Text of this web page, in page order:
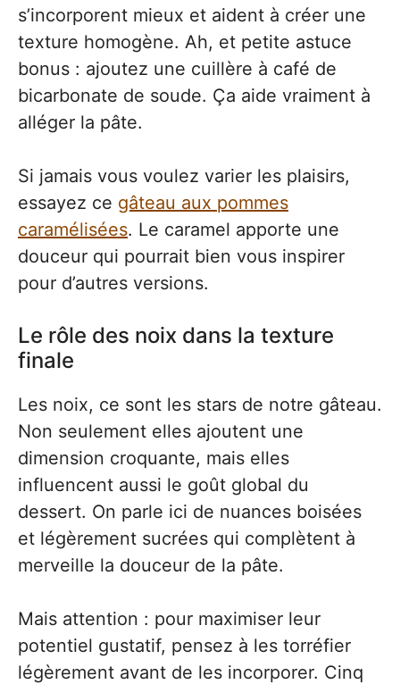
s’incorporent mieux et aident à créer une
texture homogène. Ah, et petite astuce
bonus : ajoutez une cuillère à café de
bicarbonate de soude. Ça aide vraiment à
alléger la pâte.
Si jamais vous voulez varier les plaisirs,
essayez ce gâteau aux pommes
caramélisées. Le caramel apporte une
douceur qui pourrait bien vous inspirer
pour d’autres versions.
Le rôle des noix dans la texture
finale
Les noix, ce sont les stars de notre gâteau.
Non seulement elles ajoutent une
dimension croquante, mais elles
influencent aussi le goût global du
dessert. On parle ici de nuances boisées
et légèrement sucrées qui complètent à
merveille la douceur de la pâte.
Mais attention : pour maximiser leur
potentiel gustatif, pensez à les torréfier
légèrement avant de les incorporer. Cinq